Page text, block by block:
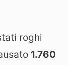
roghi
1.760